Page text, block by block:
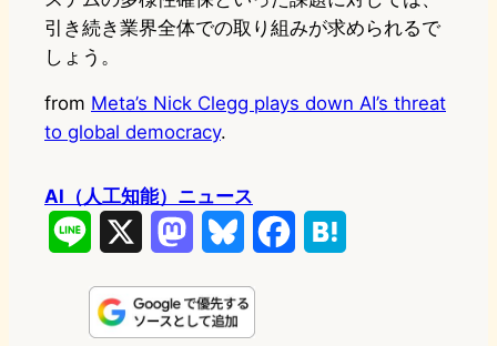
引き続き業界全体での取り組みが求められるで
しょう。
from Meta’s Nick Clegg plays down AI’s threat
to global democracy.
AI（人工知能）ニュース
n
s
u